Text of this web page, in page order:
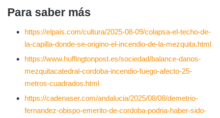
Para saber más
https://elpais.com/cultura/2025-08-09/colapsa-el-techo-de-
la-capilla-donde-se-origino-el-incendio-de-la-mezquita.html
https://www.huffingtonpost.es/sociedad/balance-danos-
mezquitacatedral-cordoba-incendio-fuego-afecto-25-
metros-cuadrados.html
https://cadenaser.com/andalucia/2025/08/08/demetrio-
fernandez-obispo-emerito-de-cordoba-podria-haber-sido-